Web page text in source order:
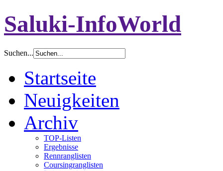
Saluki-InfoWorld
Suchen...
Startseite
Neuigkeiten
Archiv
TOP-Listen
Ergebnisse
Rennranglisten
Coursingranglisten